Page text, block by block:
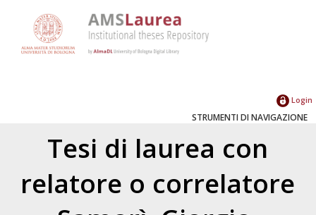
Login
STRUMENTI DI NAVIGAZIONE
Tesi di laurea con
relatore o correlatore